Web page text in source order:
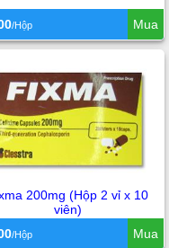
/Hộp Mua
200mg (Hộp 2 vỉ x 10
viên)
/Hộp Mua